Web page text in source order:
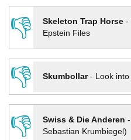
👎
Skeleton Trap Horse-
Epstein Files
👎
Skumbollar- Look
👎
Swiss & Die Anderen -
Sebastian Krumbiegel)